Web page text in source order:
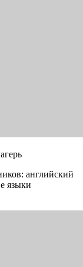
английский
языки